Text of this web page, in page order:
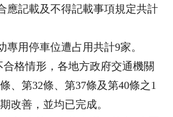
應記載及不得記載事項規定共計
專用停車位遭占用共計9家。
格情形，各地方政府交通機關
、第32條、第37條及第40條之1
改善，並均已完成。